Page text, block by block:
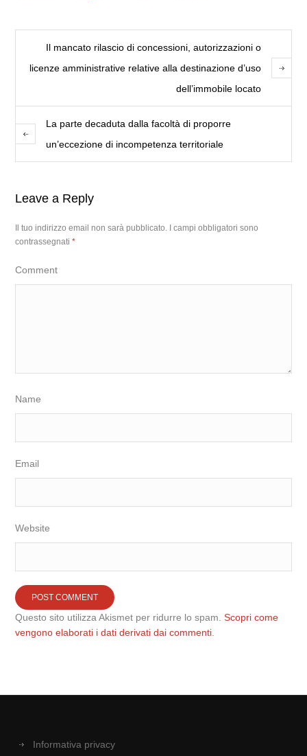
Il mancato rilascio di concessioni, autorizzazioni o
licenze amministrative relative alla destinazione d’uso
dell’immobile locato
La parte decaduta dalla facoltà di proporre
un’eccezione di incompetenza territoriale
Leave a Reply
Il tuo indirizzo email non sarà pubblicato.
I campi obbligatori sono
contrassegnati*
Comment
Name
Email
Website
Questo sito utilizza Akismet per ridurre lo spam.Scopri come
vengono elaborati i dati derivati dai commenti
Informativa privacy